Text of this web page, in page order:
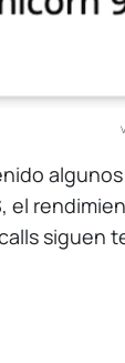
algunos
el
siguen